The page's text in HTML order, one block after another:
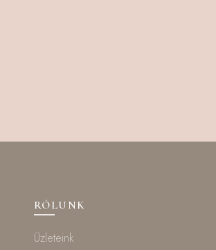
RÓLUNK
Üzleteink